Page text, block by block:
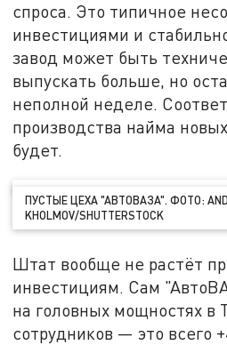
спроса. Это типичное
инвестициями и
завод может быть
выпускать больше, но
неполной неделе.
производства найма
будет.
ПУСТЫЕ ЦЕХА "АВТОВАЗА". ФОТО:
KHOLMOV/SHUTTERSTOCK
Штат вообще не растёт
инвестициям. Сам
на головных мощностях в
сотрудников — это всего